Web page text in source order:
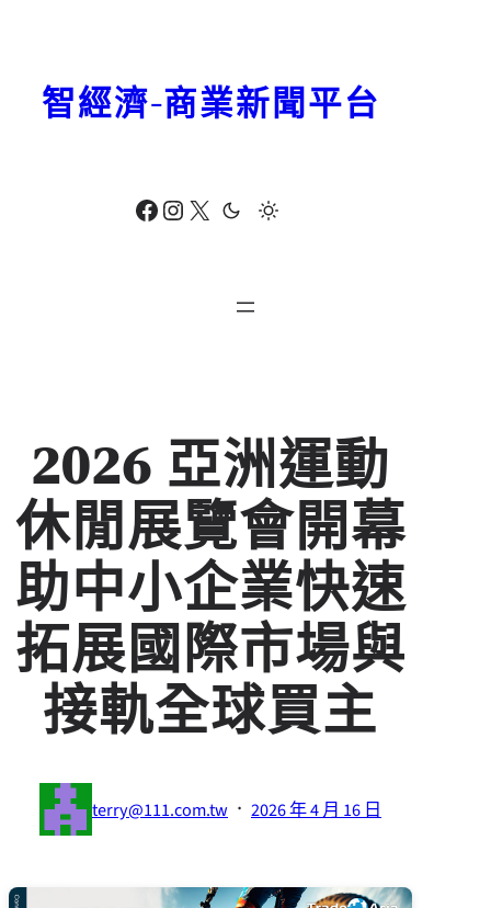
Facebook Instagram X
智經濟-商業新聞平台
2026 亞洲運動
休閒展覽會開幕
助中小企業快速
拓展國際市場與
接軌全球買主
terry@111.com.tw · 2026 年 4 月 16 日